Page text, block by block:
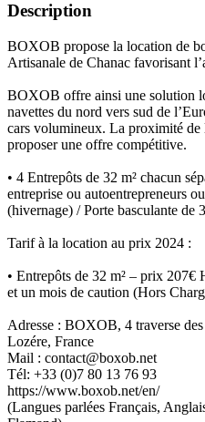
Description
BOXOB propose la location de
Artisanale de Chanac favorisant
BOXOB offre ainsi une solution
navettes du nord vers sud de
cars volumineux. La proximité de
proposer une offre compétitive.
• 4 Entrepôts de 32 m² chacun
entreprise ou autoentrepreneurs
(hivernage) / Porte basculante de
Tarif à la location au prix 2024 :
• Entrepôts de 32 m² – prix
et un mois de caution (Hors
Adresse : BOXOB, 4 traverse
Lozére, France
Mail : contact@boxob.net
Tél: +33 (0)7 80 13 76 93
https://www.boxob.net/en/
(Langues parlées Français,